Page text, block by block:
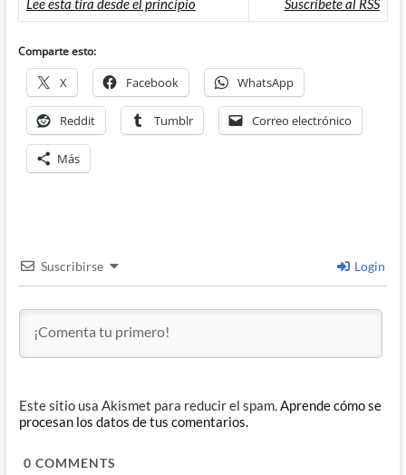
Lee esta tira desde el principio Suscríbete al RSS
Comparte esto:
X Facebook WhatsApp
Reddit Tumblr Correo electrónico
Más
Suscribirse Login
Este sitio usa Akismet para reducir el spam.Aprende cómo se
procesan los datos de tus comentarios.
0 COMMENTS